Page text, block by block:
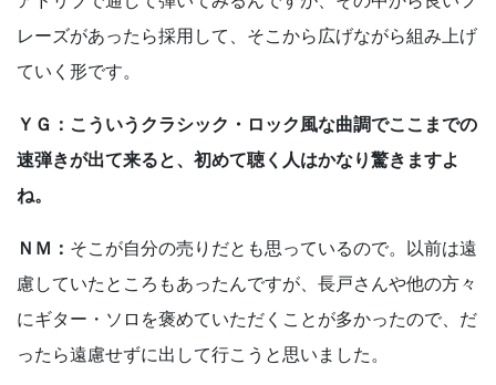
レーズがあったら採用して、そこから広げながら組み上げ
ていく形です。
ＹＧ：こういうクラシック・ロック風な曲調でここまでの
速弾きが出て来ると、初めて聴く人はかなり驚きますよ
ね。
ＮＭ： そこが自分の売りだとも思っているので。以前は遠
慮していたところもあったんですが、長戸さんや他の方々
にギター・ソロを褒めていただくことが多かったので、だ
ったら遠慮せずに出して行こうと思いました。